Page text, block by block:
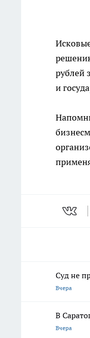
рублей
и
Суд не
Вчера
В
Вчера